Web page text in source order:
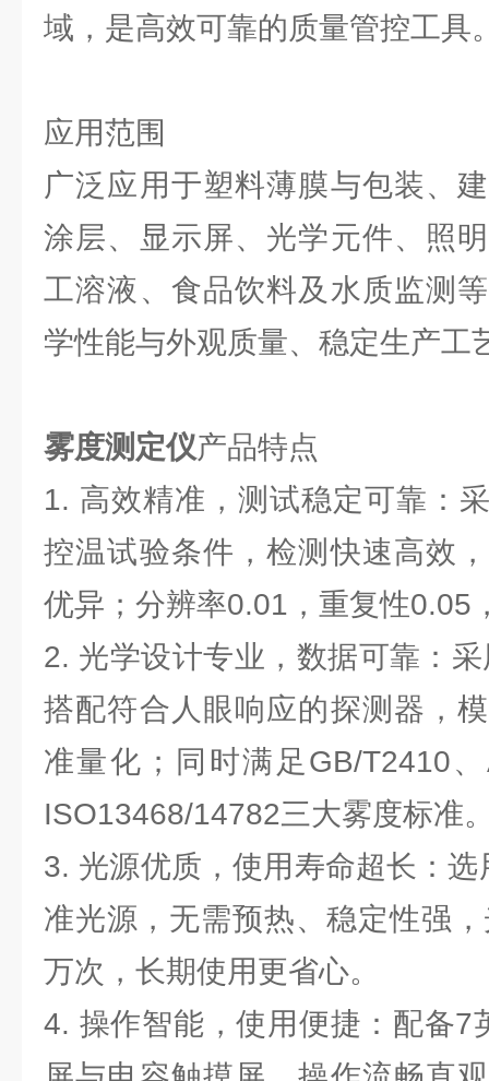
域，是高效可靠的质量管控工具
应用范围
广泛应用于塑料薄膜与包装、
涂层、显示屏、光学元件、照
工溶液、食品饮料及水质监测
学性能与外观质量、稳定生产工
雾度测定仪产品特点
1. 高效精准，测试稳定可靠：
控温试验条件，检测快速高效
优异；分辨率0.01，重复性0.05
2. 光学设计专业，数据可靠：
搭配符合人眼响应的探测器，
准量化；同时满足GB/T2410
ISO13468/14782三大雾度标准
3. 光源优质，使用寿命超长：
准光源，无需预热、稳定性强
万次，长期使用更省心。
4. 操作智能，使用便捷：配备7